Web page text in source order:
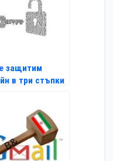
защитим
в три стъпки